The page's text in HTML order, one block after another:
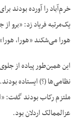
خرم‌آباد را آورده بودند
یک‌مرتبه فریاد زد:
هورا می‌شکند «هورا،
این همین‌طور پیاده از
نظامی‌ها (؟) ایستاده
ملتزم رکاب بودند گفت:
عز‌الممالک اردلان بود.